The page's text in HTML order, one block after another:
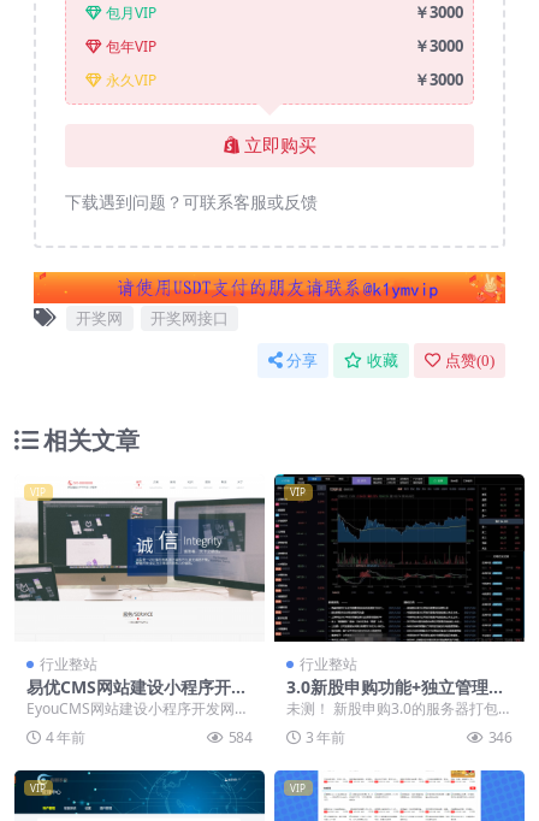
包月VIP ￥3000
包年VIP ￥3000
永久VIP ￥3000
立即购买
下载遇到问题？可联系客服或反馈
开奖网 开奖网接口
分享 收藏 点赞(0)
相关文章
VIP
行业整站
易优CMS网站建设小程序开发
网站模板EyouCMS网站源码
下载「亲测源码」
EyouCMS网站建设小程序开发网站
模板，易优CMS网站建设类企业网
站模板，适用...
4 年前 584
VIP
行业整站
3.0新股申购功能+独立管理后
台+实时分时线和K线/配资系
未测！ 新股申购3.0的服务器打包源
码，基本就是新版的两融双融、股
票交易、股票配...
3 年前 346
VIP VIP